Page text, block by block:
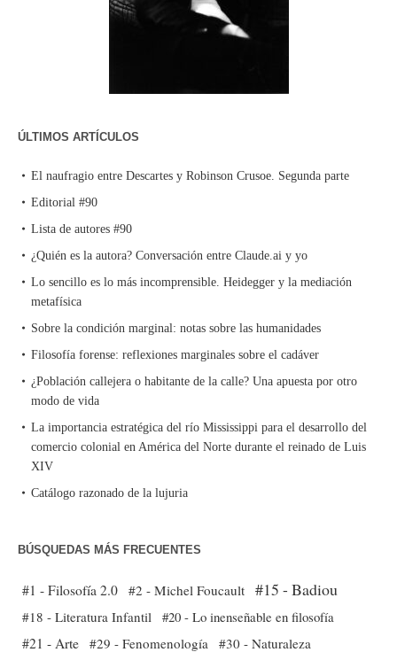
ÚLTIMOS ARTÍCULOS
El naufragio entre Descartes y Robinson Crusoe. Segunda parte
Editorial #90
Lista de autores #90
¿Quién es la autora? Conversación entre Claude.ai y yo
Lo sencillo es lo más incomprensible. Heidegger y la mediación
metafísica
Sobre la condición marginal: notas sobre las humanidades
Filosofía forense: reflexiones marginales sobre el cadáver
¿Población callejera o habitante de la calle? Una apuesta por otro
modo de vida
La importancia estratégica del río Mississippi para el desarrollo del
comercio colonial en América del Norte durante el reinado de Luis
XIV
Catálogo razonado de la lujuria
BÚSQUEDAS MÁS FRECUENTES
#1 - Filosofía 2.0 #2 - Michel Foucault #15 - Badiou
#18 - Literatura Infantil #20 - Lo inenseñable en filosofía
#21 - Arte #29 - Fenomenología #30 - Naturaleza